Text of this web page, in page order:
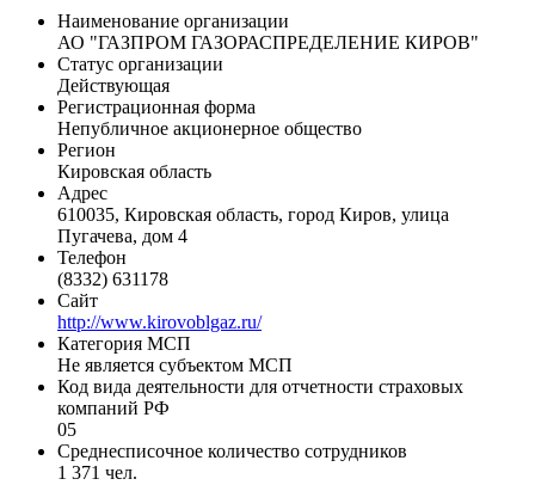
Наименование организации
АО "ГАЗПРОМ ГАЗОРАСПРЕДЕЛЕНИЕ КИРОВ"
Статус организации
Действующая
Регистрационная форма
Непубличное акционерное общество
Регион
Кировская область
Адрес
610035, Кировская область, город Киров, улица
Пугачева, дом 4
Телефон
(8332) 631178
Сайт
http://www.kirovoblgaz.ru/
Категория МСП
Не является субъектом МСП
Код вида деятельности для отчетности страховых
компаний РФ
05
Среднесписочное количество сотрудников
1 371 чел.